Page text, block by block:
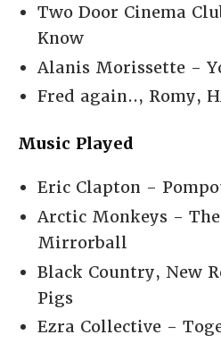
Two Door Cinema
Know
Alanis Morissette -
Fred again.., Romy,
Music Played
Eric Clapton -
Arctic Monkeys -
Mirrorball
Black Country, New
Pigs
Ezra Collective -